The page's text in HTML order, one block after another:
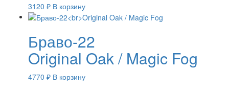
3120 ₽ В корзину
Браво-22
Original Oak / Magic Fog
4770 ₽ В корзину